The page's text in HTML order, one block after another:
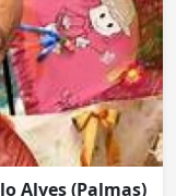
Alves (Palmas)